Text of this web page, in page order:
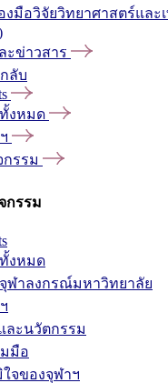
งมือวิจัยวิทยาศาสตร์และ
ะข่าวสาร
ลับ
งหมด
รรม
กรรม
งหมด
ฬาลงกรณ์มหาวิทยาลัย
ละนวัตกรรม
มือ
จของจุฬาฯ